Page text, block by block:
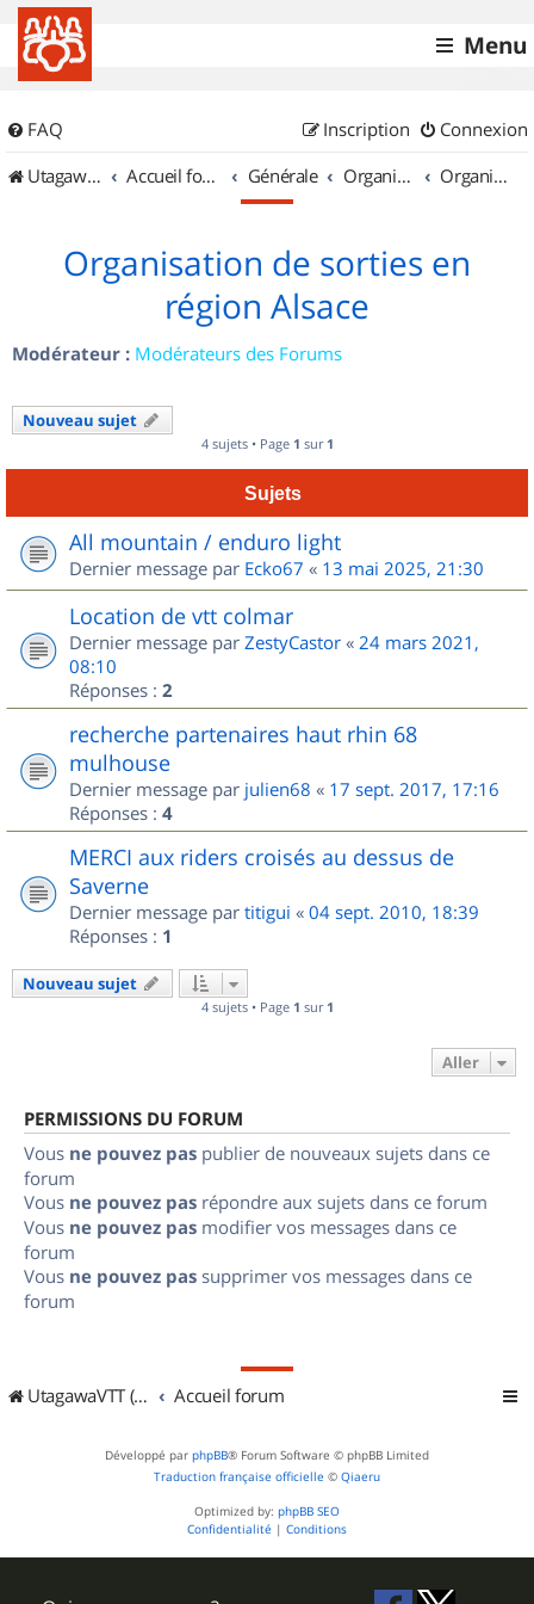
Menu
FAQ Connexion
Inscription
UtagawaVTT (Randos VTT et VTTAE avec traces GPS)
Accueil forum Générale Organisation de sorties & Recherche de partenaires Organisation de sorties en région Alsace
Organisation de sorties en
région Alsace
Modérateur : Modérateurs des Forums
Nouveau sujet
4 sujets • Page 1 sur 1
Sujets
All mountain / enduro light
Dernier message par Ecko67 « 13 mai 2025, 21:30
Location de vtt colmar
Dernier message par ZestyCastor « 24 mars 2021,
08:10
Réponses : 2
recherche partenaires haut rhin 68
mulhouse
Dernier message par julien68 « 17 sept. 2017, 17:16
Réponses : 4
MERCI aux riders croisés au dessus de
Saverne
Dernier message par titigui « 04 sept. 2010, 18:39
Réponses : 1
Nouveau sujet
4 sujets • Page 1 sur 1
Aller
PERMISSIONS DU FORUM
Vous ne pouvez pas publier de nouveaux sujets dans ce
forum
Vous ne pouvez pas répondre aux sujets dans ce forum
Vous ne pouvez pas modifier vos messages dans ce
forum
Vous ne pouvez pas supprimer vos messages dans ce
forum
UtagawaVTT (Randos VTT et VTTAE avec traces GPS) Accueil forum
Développé par phpBB® Forum Software © phpBB Limited
Traduction française officielle © Qiaeru
Optimized by: phpBB SEO
Confidentialité | Conditions